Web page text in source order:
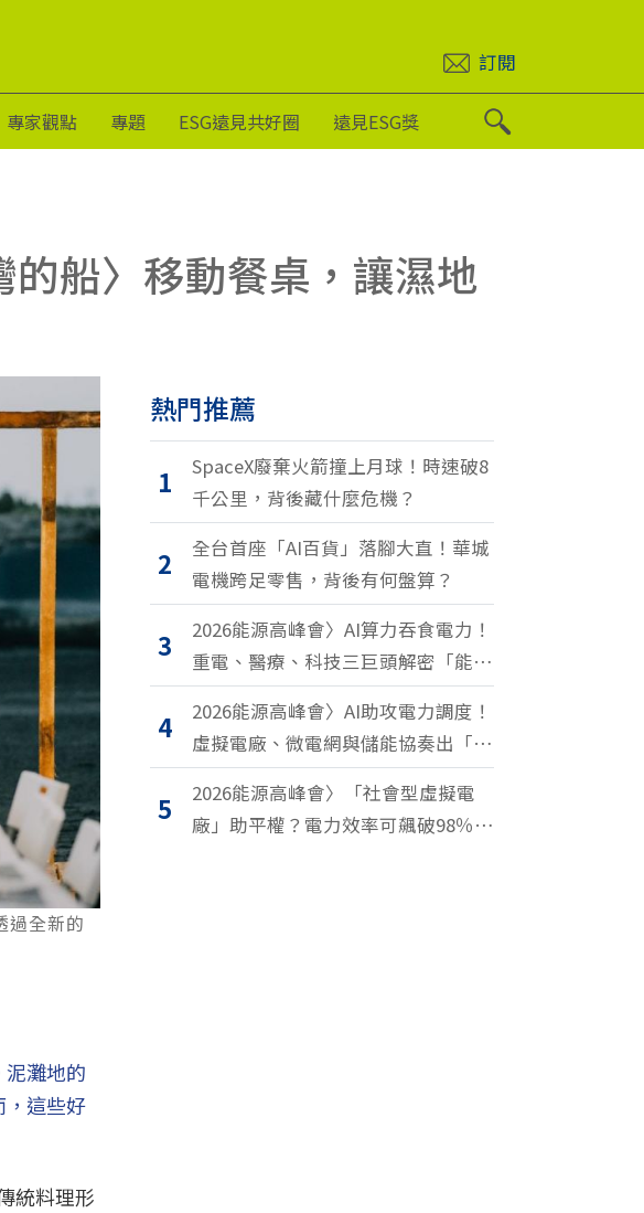
訂閱
專家觀點 專題 ESG遠見共好圈 遠見ESG獎
船〉移動餐桌，讓濕地
過全新的
灘地的
，這些好
統料理形
熱門推薦
1
SpaceX廢棄火箭撞上月球！時速破8
千公里，背後藏什麼危機？
2
全台首座「AI百貨」落腳大直！華城
電機跨足零售，背後有何盤算？
3
2026能源高峰會〉AI算力吞食電力！
重電、醫療、科技三巨頭解密「能源
轉型2.0」致勝關鍵
4
2026能源高峰會〉AI助攻電力調度！
虛擬電廠、微電網與儲能協奏出「能
源交響樂」
5
2026能源高峰會〉「社會型虛擬電
廠」助平權？電力效率可飆破98％？